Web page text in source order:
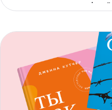
с доступом офлайн